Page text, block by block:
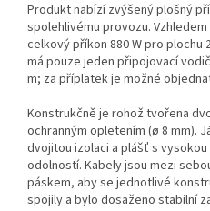
Produkt nabízí zvýšený plošný
spolehlivému provozu.
celkový příkon 880 W pro plochu
má pouze jeden připojovací
m; za příplatek je možné
Konstrukčně je rohož tvořena
ochranným opletením (ø 8 mm).
dvojitou izolaci a plášť s
odolností. Kabely jsou mezi
páskem, aby se jednotlivé
spojily a bylo dosaženo stabilní